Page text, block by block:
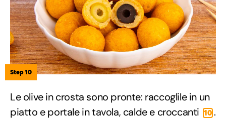
Step 10
Le olive in crosta sono pronte: raccoglile in un
piatto e portale in tavola, calde e croccanti 10 .